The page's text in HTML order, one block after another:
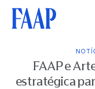
FAAP e
estratégica